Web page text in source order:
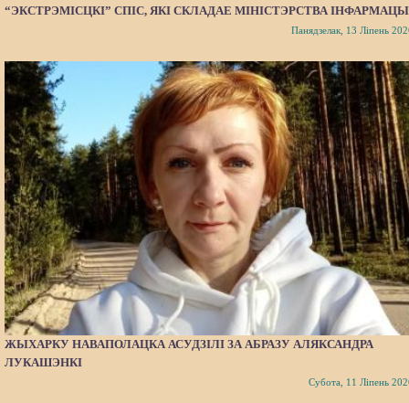
“ЭКСТРЭМІСЦКІ” СПІС, ЯКІ СКЛАДАЕ МІНІСТЭРСТВА
Панядзелак, 13 Ліпень
ЖЫХАРКУ НАВАПОЛАЦКА АСУДЗІЛІ ЗА АБРАЗУ АЛЯКСАНДРА
ЛУКАШЭНКІ
Субота, 11 Ліпень